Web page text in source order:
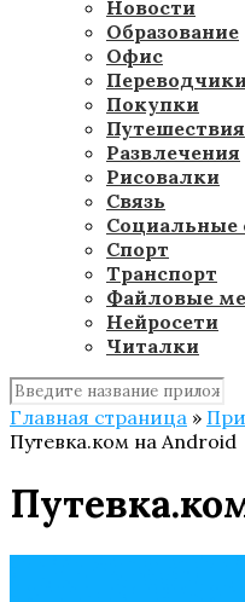
Новости
Образование
Офис
Переводчики
Покупки
Путешествия
Развлечения
Рисовалки
Связь
Социальные
Спорт
Транспорт
Файловые
Нейросети
Читалки
Главная страница »
Путевка.ком на Android